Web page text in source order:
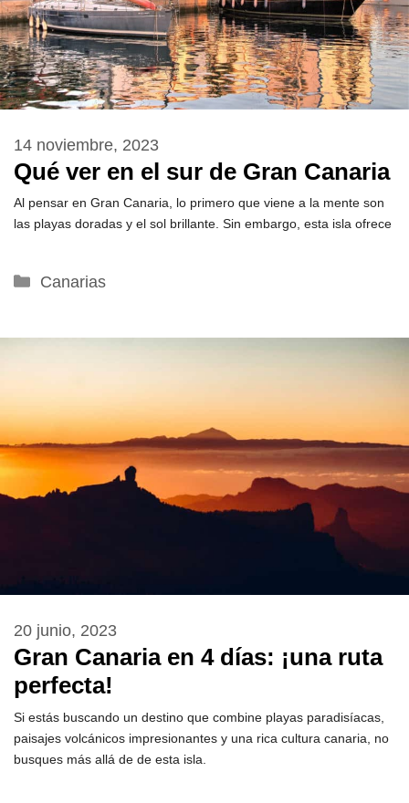
Qué ver en el sur de Gran Canaria
14 noviembre, 2023
Al pensar en Gran Canaria, lo primero que viene a la mente son
las playas doradas y el sol brillante. Sin embargo, esta isla ofrece
Categorías
Canarias
Gran Canaria en 4 días: ¡una ruta
perfecta!
20 junio, 2023
Si estás buscando un destino que combine playas paradisíacas,
paisajes volcánicos impresionantes y una rica cultura canaria, no
busques más allá de de esta isla.